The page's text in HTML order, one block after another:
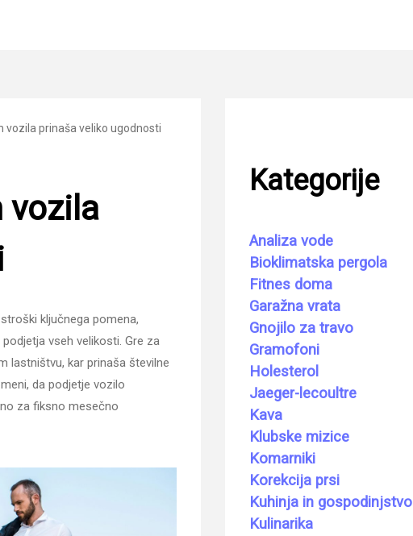
vozila prinaša veliko ugodnosti
vozila
ključnega pomena,
vseh velikosti. Gre za
lastništvu, kar prinaša številne
da podjetje vozilo
za fiksno mesečno
Kategorije
Analiza vode
Bioklimatska pergola
Fitnes doma
Garažna vrata
Gnojilo za travo
Gramofoni
Holesterol
Jaeger-lecoultre
Kava
Klubske mizice
Komarniki
Korekcija prsi
Kuhinja in gospodinjstvo
Kulinarika